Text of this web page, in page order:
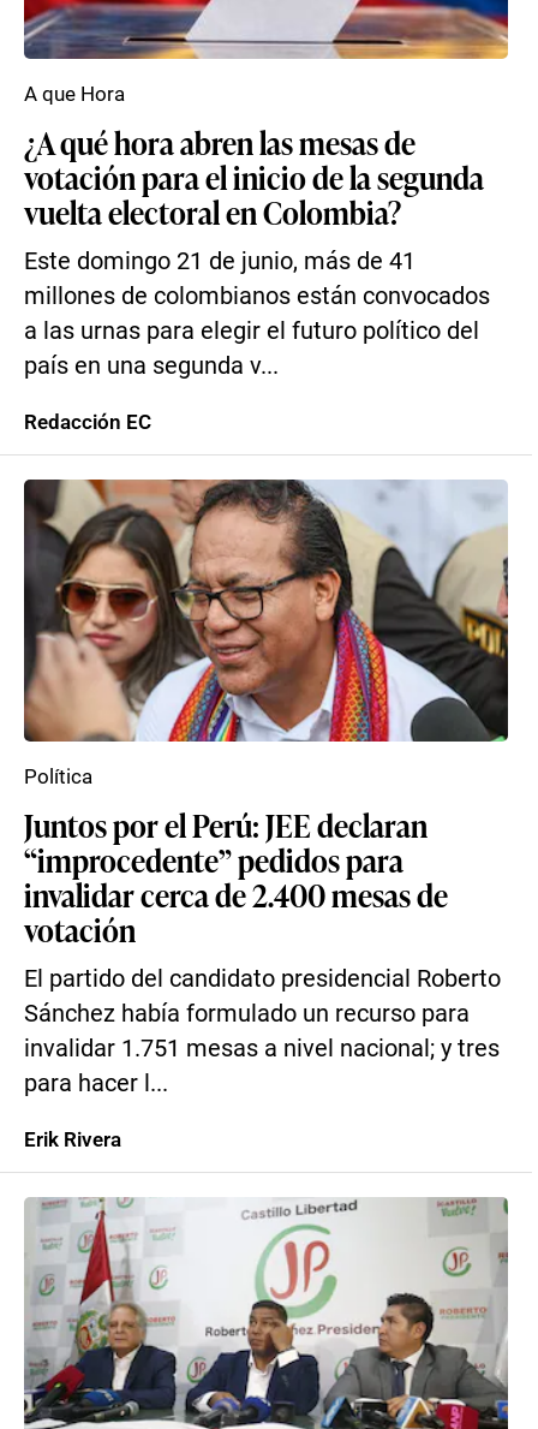
¿A qué hora abren las mesas de
votación para el inicio de la segunda
vuelta electoral en Colombia?
Este domingo 21 de junio, más de 41
millones de colombianos están convocados
a las urnas para elegir el futuro político del
país en una segunda v...
A que Hora
Redacción EC
Juntos por el Perú: JEE declaran
“improcedente” pedidos para
invalidar cerca de 2.400 mesas de
votación
El partido del candidato presidencial Roberto
Sánchez había formulado un recurso para
invalidar 1.751 mesas a nivel nacional; y tres
para hacer l...
Política
Erik Rivera